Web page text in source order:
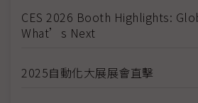
CES 2026 Booth Highlights:
What’s Next
2025自動化大展展會直擊